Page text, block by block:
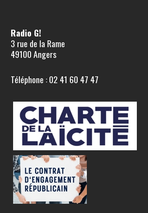
Radio G!
3 rue de la Rame
49100 Angers
Téléphone : 02 41 60 47 47